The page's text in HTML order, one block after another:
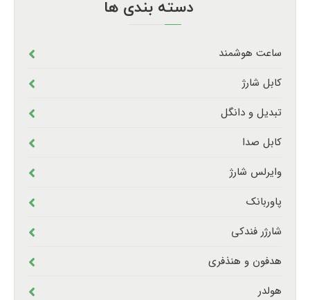
دسته بندی ها
ساعت هوشمند
کابل شارژ
تبدیل و دانگل
کابل صدا
وایرلس شارژ
پاوربانک
شارژر فندکی
هدفون و هنذفری
هولدر